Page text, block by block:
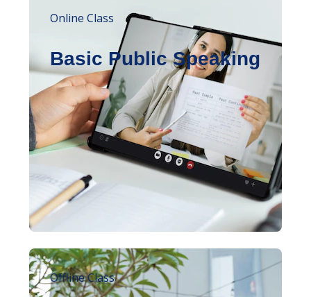
Online Class
Basic Public Speaking
Offline Class